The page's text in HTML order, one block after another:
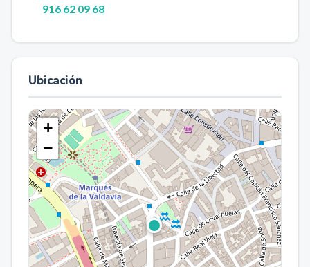
916 62 09 68
Ubicación
+
−